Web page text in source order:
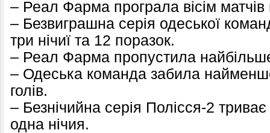
– Реал Фарма програла вісім матчів
– Безвиграшна серія одеської
три нічиї та 12 поразок.
– Реал Фарма пропустила найбільше
– Одеська команда забила найменше
голів.
– Безнічийна серія Полісся-2
одна нічия.